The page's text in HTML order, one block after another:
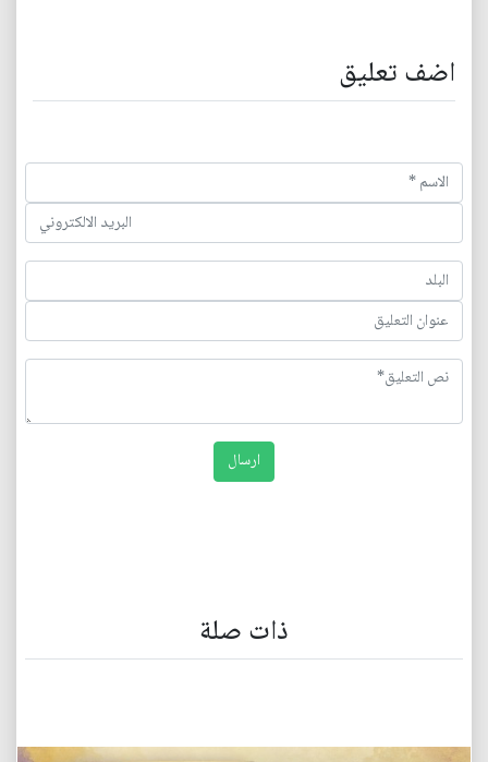
اضف تعليق
ذات صلة